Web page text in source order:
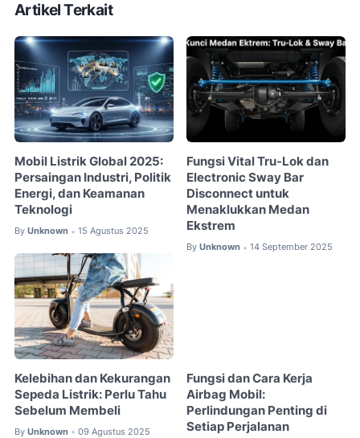
Artikel Terkait
Mobil Listrik Global 2025:
Persaingan Industri, Politik
Energi, dan Keamanan
Teknologi
By Unknown • 15 Agustus 2025
Fungsi Vital Tru-Lok dan
Electronic Sway Bar
Disconnect untuk
Menaklukkan Medan
Ekstrem
By Unknown • 14 September 2025
Kelebihan dan Kekurangan
Sepeda Listrik: Perlu Tahu
Sebelum Membeli
By Unknown • 09 Agustus 2025
Fungsi dan Cara Kerja
Airbag Mobil:
Perlindungan Penting di
Setiap Perjalanan